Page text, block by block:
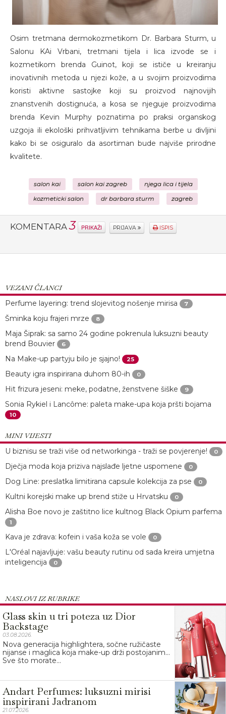
Osim tretmana dermokozmetikom Dr. Barbara Sturm, u
Salonu KAi Vrbani, tretmani tijela i lica izvode se i
kozmetikom brenda Guinot, koji se ističe u kreiranju
inovativnih metoda u njezi kože, a u svojim proizvodima
koristi aktivne sastojke koji su proizvod najnovijih
znanstvenih dostignuća, a kosa se njeguje proizvodima
brenda Kevin Murphy poznatima po praksi organskog
uzgoja ili ekološki prihvatljivim tehnikama berbe u divljini
kako bi se osiguralo da asortiman bude najviše prirodne
kvalitete.
salon kai salon kai zagreb njega lica i tijela
kozmeticki salon dr barbara sturm zagreb
KOMENTARA3 PRIKAŽI PRIJAVA ISPIS
VEZANI ČLANCI
Perfume layering: trend slojevitog nošenje mirisa
7
Šminka koju frajeri mrze 8
Maja Šiprak: sa samo 24 godine pokrenula luksuzni beauty
brend Bouvier
6
Na Make-up partyju bilo je sjajno! 25
Beauty igra inspirirana duhom 80-ih 0
Hit frizura jeseni: meke, podatne, ženstvene šiške 9
Sonia Rykiel i Lancôme: paleta make-upa koja pršti bojama
10
MINI VIJESTI
U biznisu se traži više od networkinga - traži se povjerenje!
0
Dječja moda koja priziva najslađe ljetne uspomene 0
Dog Line: preslatka limitirana capsule kolekcija za pse 0
Kultni korejski make up brend stiže u Hrvatsku 0
Alisha Boe novo je zaštitno lice kultnog Black Opium parfema
1
Kava je zdrava: kofein i vaša koža se vole 0
L'Oréal najavljuje: vašu beauty rutinu od sada kreira umjetna
inteligencija
0
NASLOVI IZ RUBRIKE
Glass skin u tri poteza uz Dior
Backstage
03.08.2026.
Nova generacija highlightera, sočne ružičaste
nijanse i maglica koja make-up drži postojanim…
Sve što morate...
Andart Perfumes: luksuzni mirisi
inspirirani Jadranom
21.07.2026.